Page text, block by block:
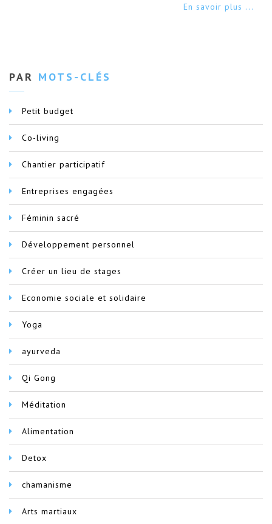
En savoir plus ...
PAR MOTS-CLÉS
Petit budget
Co-living
Chantier participatif
Entreprises engagées
Féminin sacré
Développement personnel
Créer un lieu de stages
Economie sociale et solidaire
Yoga
ayurveda
Qi Gong
Méditation
Alimentation
Detox
chamanisme
Arts martiaux